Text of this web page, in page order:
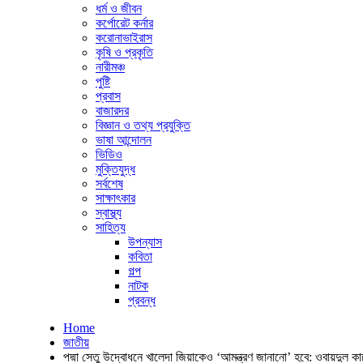
ধর্ম ও জীবন
কর্পোরেট কর্নার
করোনাভাইরাস
কৃষি ও প্রকৃতি
নারীমঞ্চ
পুষ্টি
প্রবাস
বাজারদর
বিজ্ঞান ও তথ্য প্রযুক্তি
ভাষা আন্দোলন
ভিডিও
মুক্তিযুদ্ধ
সর্বশেষ
সাক্ষাৎকার
স্বাস্থ্য
সাহিত্য
উপন্যাস
কবিতা
গল্প
নাটক
প্রবন্ধ
Home
জাতীয়
পদ্মা সেতু উদ্বোধনে খালেদা জিয়াকেও ‘আমন্ত্রণ জানানো’ হবে: ওবায়দুল